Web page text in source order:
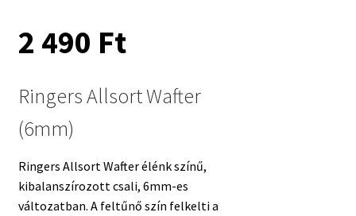
2 490 Ft
Ringers Allsort Wafter
(6mm)
Ringers Allsort Wafter élénk színű,
kibalanszírozott csali, 6mm-es
változatban. A feltűnő szín felkelti a